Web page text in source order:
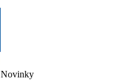
Novinky